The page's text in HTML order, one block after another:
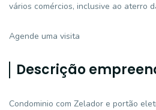
vários comércios, inclusive ao aterro
Agende uma visita
Descrição
Condominio com Zelador e portão